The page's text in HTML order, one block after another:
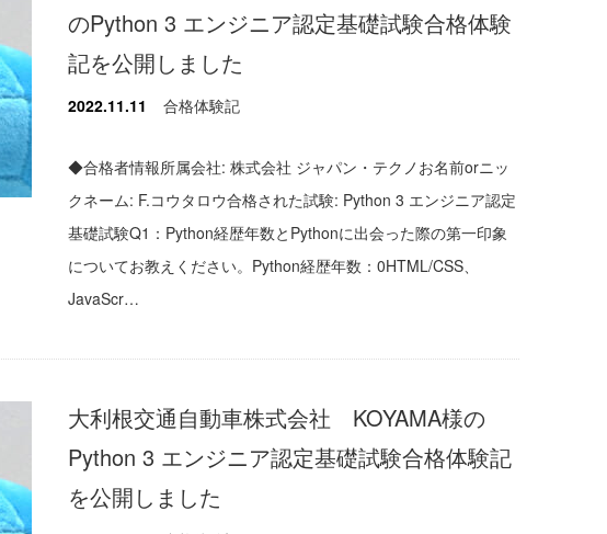
のPython 3 エンジニア認定基礎試験合格体験
記を公開しました
2022.11.11 合格体験記
◆合格者情報所属会社: 株式会社 ジャパン・テクノお名前orニッ
クネーム: F.コウタロウ合格された試験: Python 3 エンジニア認定
基礎試験Q1：Python経歴年数とPythonに出会った際の第一印象
についてお教えください。Python経歴年数：0HTML/CSS、
JavaScr…
大利根交通自動車株式会社 KOYAMA様の
Python 3 エンジニア認定基礎試験合格体験記
を公開しました